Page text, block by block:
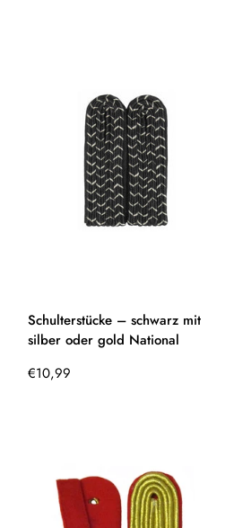
Schulterstücke – schwarz mit
silber oder gold National
Regulärer
€10,99